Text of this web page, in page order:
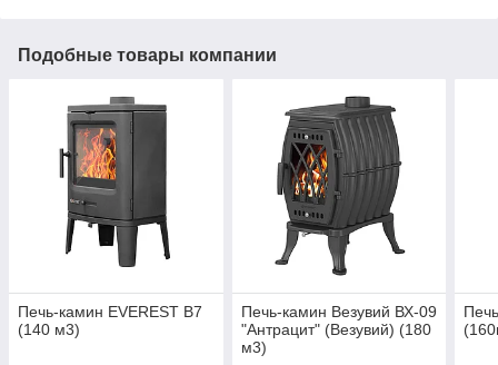
Подобные товары компании
Печь-камин EVEREST B7
(140 м3)
Печь-камин Везувий ВХ-09
"Антрацит" (Везувий) (180
м3)